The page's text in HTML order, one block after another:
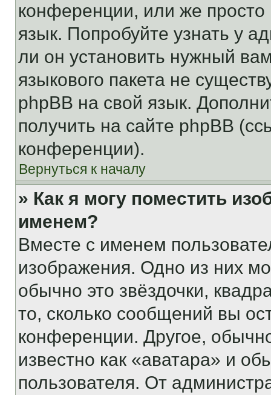
конференции, или же
язык. Попробуйте узнать у
ли он установить нужный
языкового пакета не
phpBB на свой язык.
получить на сайте phpBB
конференции).
Вернуться к началу
» Как я могу поместить
именем?
Вместе с именем
изображения. Одно из них
обычно это звёздочки,
то, сколько сообщений вы
конференции. Другое,
известно как «аватара» и
пользователя. От